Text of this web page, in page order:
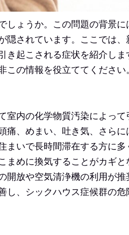
しょうか。この問題の背景に
隠されています。ここでは、
き起こされる症状を紹介しま
の情報を役立ててください
室内の化学物質汚染によって
痛、めまい、吐き気、さらに
いで長時間滞在する方に多
まめに換気することがカギと
放や空気清浄機の利用が推
し、シックハウス症候群の危